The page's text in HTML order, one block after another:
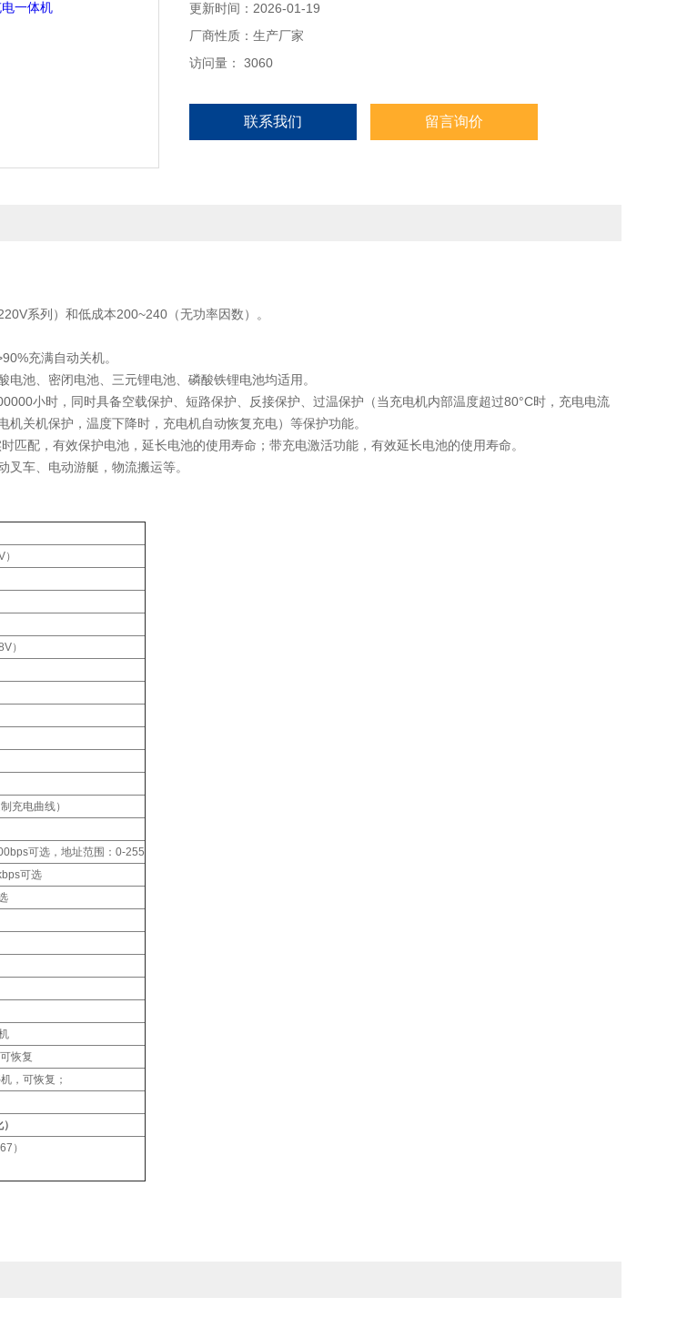
反接保护、过温保护（当充电机内部温度超过80°C时，充电电流自动减少，
当温度超过90°C时，充电机关机保护，温度下降时，充电机自动恢复充电）
等保护功能。
更新时间：2026-01-19
厂商性质：生产厂家
访问量： 3060
联系我们 留言询价
系列）和低成本200~240（无功率因数）。
充满自动关机。
池、密闭电池、三元锂电池、磷酸铁锂电池均适用。
小时，同时具备空载保护、短路保护、反接保护、过温保护（当充电机内部温度超过80°C时，充电电流
机关机保护，温度下降时，充电机自动恢复充电）等保护功能。
匹配，有效保护电池，延长电池的使用寿命；带充电激活功能，有效延长电池的使用寿命。
车、电动游艇，物流搬运等。
）
充电曲线）
可选，地址范围：0-255
可选
恢复
，可恢复；
）